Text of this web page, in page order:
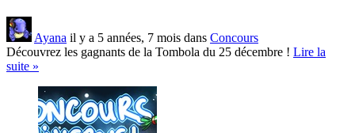
Ayana il y a 5 années, 7 mois dans Concours
Découvrez les gagnants de la Tombola du 25 décembre ! Lire la
suite »